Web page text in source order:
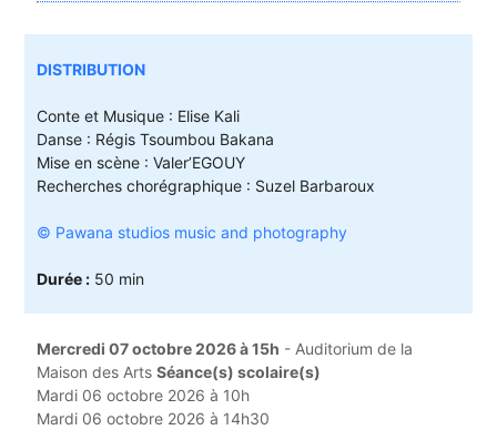
DISTRIBUTION
Conte et Musique : Elise Kali
Danse : Régis Tsoumbou Bakana
Mise en scène : Valer’EGOUY
Recherches chorégraphique : Suzel Barbaroux
© Pawana studios music and photography
Durée :50 min
Mercredi 07 octobre 2026 à 15h - Auditorium de la
Maison des Arts Séance(s) scolaire(s)
Mardi 06 octobre 2026 à 10h
Mardi 06 octobre 2026 à 14h30